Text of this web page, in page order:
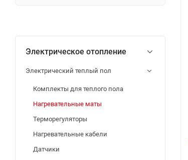
Электрическое отопление
Электрический теплый пол
Комплекты для теплого пола
Нагревательные маты
Терморегуляторы
Нагревательные кабели
Датчики